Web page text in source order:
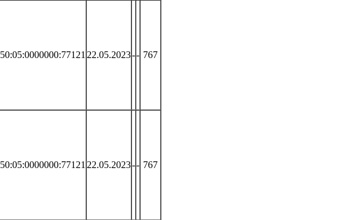
50:05:0000000:77121 22.05.2023-- 767
50:05:0000000:77121 22.05.2023-- 767